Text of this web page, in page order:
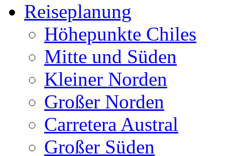
Reiseplanung
Höhepunkte Chiles
Mitte und Süden
Kleiner Norden
Großer Norden
Carretera Austral
Großer Süden